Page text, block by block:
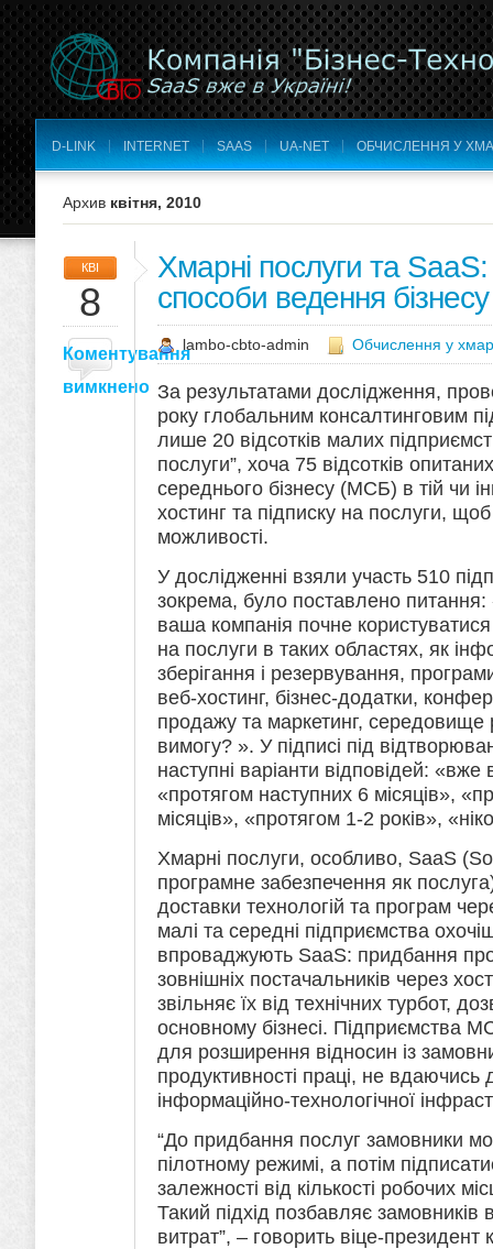
D-LINK INTERNET SAAS UA-NET ОБЧИСЛЕННЯ У
Архив квітня, 2010
КВІ
8
Коментування
вимкнено
Хмарні послуги та
способи ведення бізнесу
lambo-cbto-admin Обчислення у
За результатами дослідження,
року глобальним консалтинговим
лише 20 відсотків малих
послуги”, хоча 75 відсотків
середнього бізнесу (МСБ) в тій чи
хостинг та підписку на послуги,
можливості.
У дослідженні взяли участь 510
зокрема, було поставлено
ваша компанія почне
на послуги в таких областях, як
зберігання і резервування,
веб-хостинг, бізнес-додатки,
продажу та маркетинг, середовище
вимогу? ». У підписі під
наступні варіанти відповідей:
«протягом наступних 6 місяців»,
місяців», «протягом 1-2 років»,
Хмарні послуги, особливо, SaaS
програмне забезпечення як
доставки технологій та програм
малі та середні підприємства
впроваджують SaaS: придбання
зовнішніх постачальників через
звільняє їх від технічних турбот,
основному бізнесі. Підприємства
для розширення відносин із
продуктивності праці, не вдаючись
інформаційно-технологічної
“До придбання послуг замовники
пілотному режимі, а потім
залежності від кількості робочих
Такий підхід позбавляє замовників
витрат”, – говорить віце-